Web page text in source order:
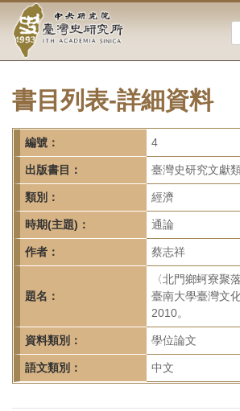
要
中
央
研
究
院-
臺
灣
史
研
究
所-
首
頁
書目列表-詳細資料
編號： 4
出版書目： 臺灣史研究文獻
類別： 經濟
時期(主題)： 通論
作者： 蔡志祥
題名：
〈北門鄉蚵寮聚
臺南大學臺灣文
2010。
資料類別： 學位論文
語文類別： 中文